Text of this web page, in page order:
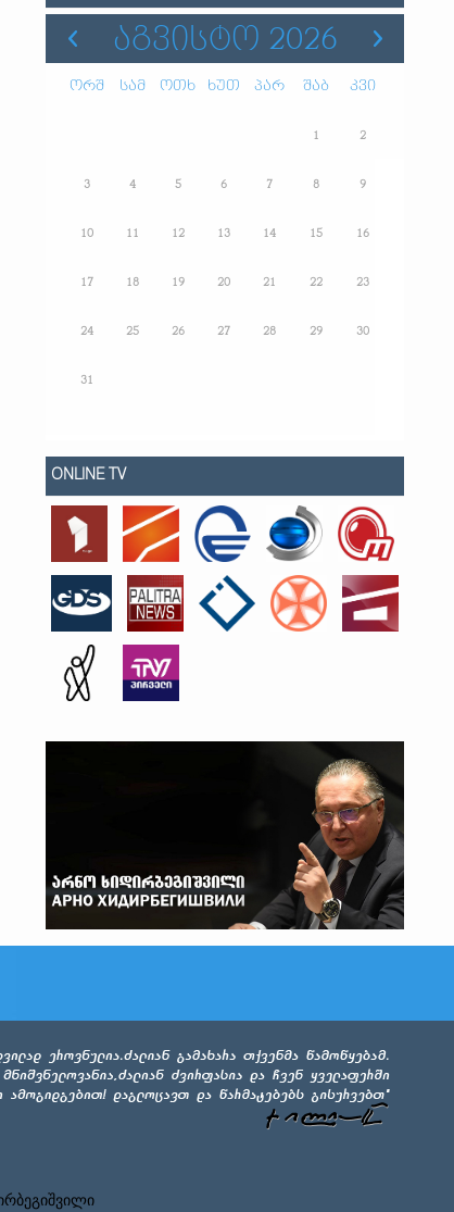
ᲐᲒᲕᲘᲡᲢᲝ 2026
ორშ სამ ოთხ ხუთ პარ შაბ კვი
1 2
3 4 5 6 7 8 9
10 11 12 13 14 15 16
17 18 19 20 21 22 23
24 25 26 27 28 29 30
31
ONLINE TV